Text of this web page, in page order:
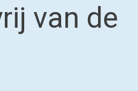
van de